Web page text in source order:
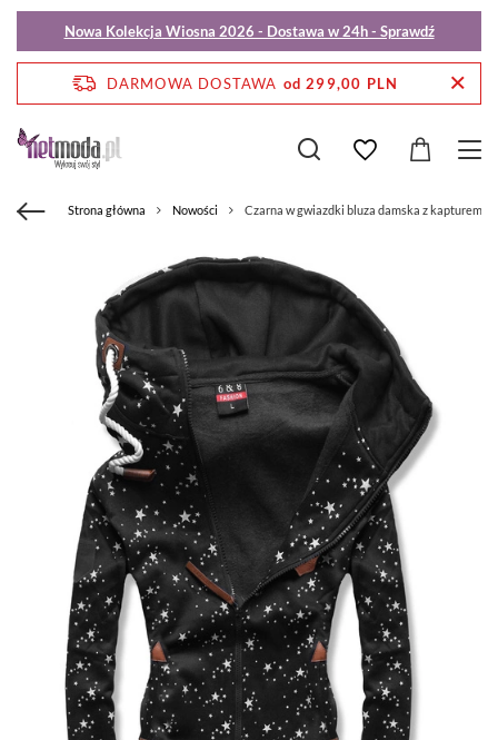
Nowa Kolekcja Wiosna 2026 - Dostawa w 24h - Sprawdź
DARMOWA DOSTAWA od 299,00 PLN
Strona główna Nowości Czarna w gwiazdki bluza damska z kapturem